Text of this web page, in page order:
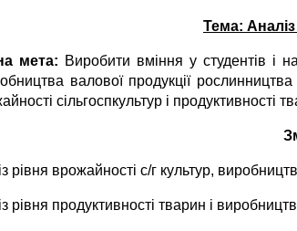
Тема:
мета: Виробити вміння у студентів і
валової продукції
сільгоспкультур і продуктивності
рівня врожайності с/г культур,
рівня продуктивності тварин і